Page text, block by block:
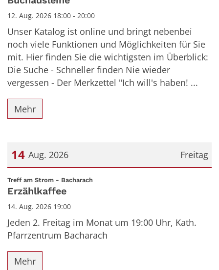
12. Aug. 2026 18:00 - 20:00
Unser Katalog ist online und bringt nebenbei
noch viele Funktionen und Möglichkeiten für Sie
mit. Hier finden Sie die wichtigsten im Überblick:
Die Suche - Schneller finden Nie wieder
vergessen - Der Merkzettel "Ich will's haben! ...
Mehr
Freitag
14 Aug. 2026
Datum: 14. August 2026
Treff am Strom - Bacharach
Erzählkaffee
14. Aug. 2026 19:00
Jeden 2. Freitag im Monat um 19:00 Uhr, Kath.
Pfarrzentrum Bacharach
Mehr